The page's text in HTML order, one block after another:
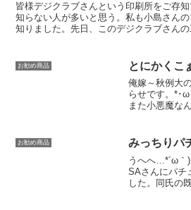
皆様デジクラブさんという印刷所をご存
知らない人が多いと思う。私も小島さん
知りました。先日、このデジクラブさん
お勧め商品 とにかくこ
俺嫁～秋例大
らせです。*･
また小悪魔な
頂いて…それ
り自分...
お勧め商品 みっちりパ
うへへ…*´ω｀
SAさんにパチ
した。同氏の